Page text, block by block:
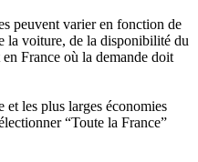
peuvent varier en fonction de
la voiture, de la disponibilité du
France où la demande doit
les plus larges économies
“Toute la France”